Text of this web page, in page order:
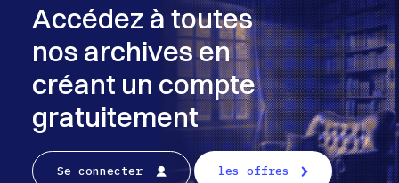
Accédez à toutes
nos archives en
créant un compte
gratuitement
Se connecter les offres